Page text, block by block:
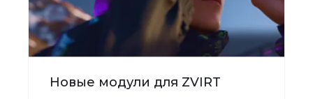
Новые модули для ZVIRT